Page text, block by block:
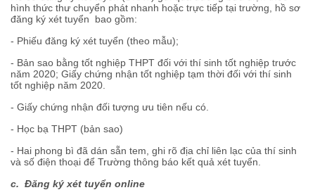
hình thức thư chuyển phát nhanh hoặc trực tiếp tại trường, hồ sơ
đăng ký xét tuyển bao gồm:
- Phiếu đăng ký xét tuyển (theo mẫu);
- Bản sao bằng tốt nghiệp THPT đối với thí sinh tốt nghiệp trước
năm 2020; Giấy chứng nhận tốt nghiệp tạm thời đối với thí sinh
tốt nghiệp năm 2020.
- Giấy chứng nhận đối tượng ưu tiên nếu có.
- Học bạ THPT (bản sao)
- Hai phong bì đã dán sẵn tem, ghi rõ địa chỉ liên lạc của thí sinh
và số điện thoại để Trường thông báo kết quả xét tuyển.
c. Đăng ký xét tuyển online